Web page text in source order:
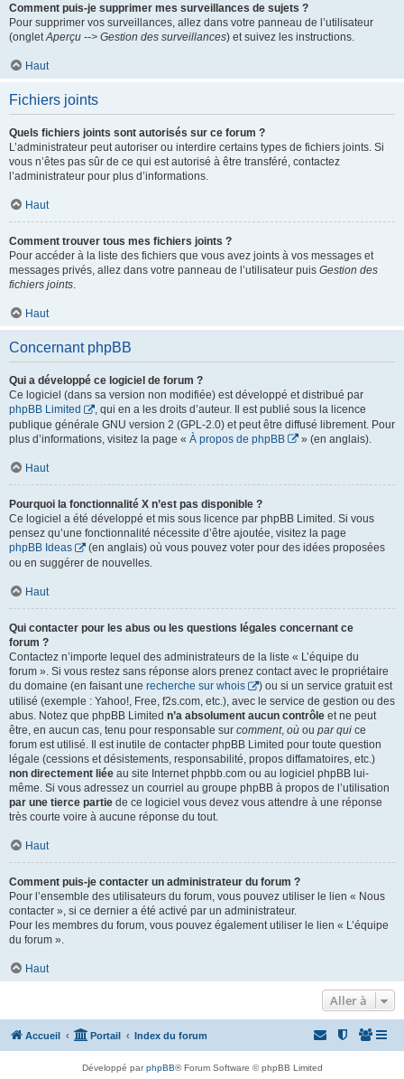
Comment puis-je supprimer mes surveillances de sujets ?
Pour supprimer vos surveillances, allez dans votre panneau de l’utilisateur
(ongletAperçu --> Gestion des surveillances) et suivez les instructions.
Haut
Fichiers joints
Quels fichiers joints sont autorisés sur ce forum ?
L’administrateur peut autoriser ou interdire certains types de fichiers joints. Si
vous n’êtes pas sûr de ce qui est autorisé à être transféré, contactez
l’administrateur pour plus d’informations.
Haut
Comment trouver tous mes fichiers joints ?
Pour accéder à la liste des fichiers que vous avez joints à vos messages et
messages privés, allez dans votre panneau de l’utilisateur puis Gestion des
fichiers joints.
Haut
Concernant phpBB
Qui a développé ce logiciel de forum ?
Ce logiciel (dans sa version non modifiée) est développé et distribué par
phpBB Limited
, qui en a les droits d’auteur. Il est publié sous la licence
publique générale GNU version 2 (GPL-2.0) et peut être diffusé librement. Pour
plus d’informations, visitez la page « À propos de phpBB » (en anglais).
Haut
Pourquoi la fonctionnalité X n’est pas disponible ?
Ce logiciel a été développé et mis sous licence par phpBB Limited. Si vous
pensez qu’une fonctionnalité nécessite d’être ajoutée, visitez la page
phpBB Ideas
(en anglais) où vous pouvez voter pour des idées proposées
ou en suggérer de nouvelles.
Haut
Qui contacter pour les abus ou les questions légales concernant ce
forum ?
Contactez n’importe lequel des administrateurs de la liste « L’équipe du
forum ». Si vous restez sans réponse alors prenez contact avec le propriétaire
du domaine (en faisant une recherche sur whois
) ou si un service gratuit est
utilisé (exemple : Yahoo!, Free, f2s.com, etc.), avec le service de gestion ou des
abus. Notez que phpBB Limited n’a absolument aucun contrôle et ne peut
être, en aucun cas, tenu pour responsable sur comment, où ou par qui ce
forum est utilisé. Il est inutile de contacter phpBB Limited pour toute question
légale (cessions et désistements, responsabilité, propos diffamatoires, etc.)
non directement liée au site Internet phpbb.com ou au logiciel phpBB lui-
même. Si vous adressez un courriel au groupe phpBB à propos de l’utilisation
par une tierce partie de ce logiciel vous devez vous attendre à une réponse
très courte voire à aucune réponse du tout.
Haut
Comment puis-je contacter un administrateur du forum ?
Pour l’ensemble des utilisateurs du forum, vous pouvez utiliser le lien « Nous
contacter », si ce dernier a été activé par un administrateur.
Pour les membres du forum, vous pouvez également utiliser le lien « L’équipe
du forum ».
Haut
Aller à
Accueil Portail Index du forum
Développé parphpBB® Forum Software © phpBB Limited